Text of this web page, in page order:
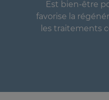
Est bien-être
favorise la
les traitements